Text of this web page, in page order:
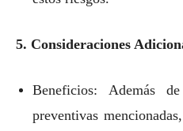
5. Consideraciones
Beneficios: Además
preventivas